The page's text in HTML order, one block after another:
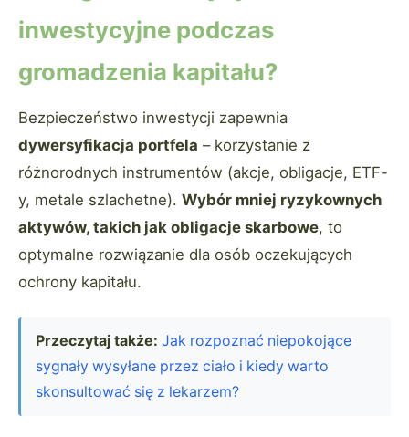
inwestycyjne podczas
gromadzenia kapitału?
Bezpieczeństwo inwestycji zapewnia
dywersyfikacja portfela – korzystanie z
różnorodnych instrumentów (akcje, obligacje, ETF-
y, metale szlachetne). Wybór mniej ryzykownych
aktywów, takich jak obligacje skarbowe, to
optymalne rozwiązanie dla osób oczekujących
ochrony kapitału.
Przeczytaj także: Jak rozpoznać niepokojące
sygnały wysyłane przez ciało i kiedy warto
skonsultować się z lekarzem?